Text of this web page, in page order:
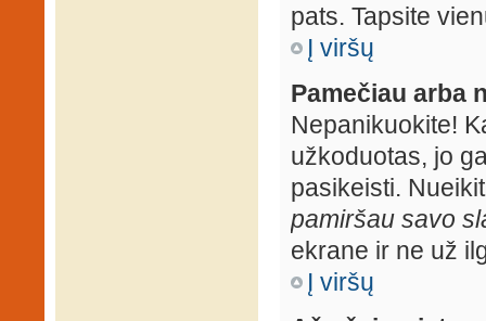
pats. Tapsite
Į viršų
Pamečiau arba
Nepanikuokite!
užkoduotas, jo
pasikeisti.
pamiršau savo
ekrane ir ne už
Į viršų